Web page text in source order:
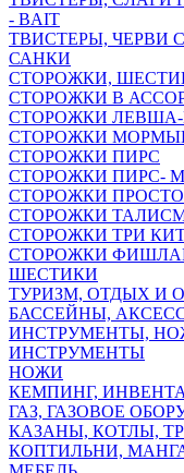
- BAIT
ТВИСТЕРЫ, ЧЕРВИ
САНКИ
СТОРОЖКИ,
СТОРОЖКИ В
СТОРОЖКИ
СТОРОЖКИ
СТОРОЖКИ ПИРС
СТОРОЖКИ ПИРС-
СТОРОЖКИ ПРОСТО
СТОРОЖКИ
СТОРОЖКИ ТРИ
СТОРОЖКИ
ШЕСТИКИ
ТУРИЗМ, ОТДЫХ И
БАССЕЙНЫ,
ИНСТРУМЕНТЫ,
ИНСТРУМЕНТЫ
НОЖИ
КЕМПИНГ,
ГАЗ, ГАЗОВОЕ
КАЗАНЫ, КОТЛЫ,
КОПТИЛЬНИ,